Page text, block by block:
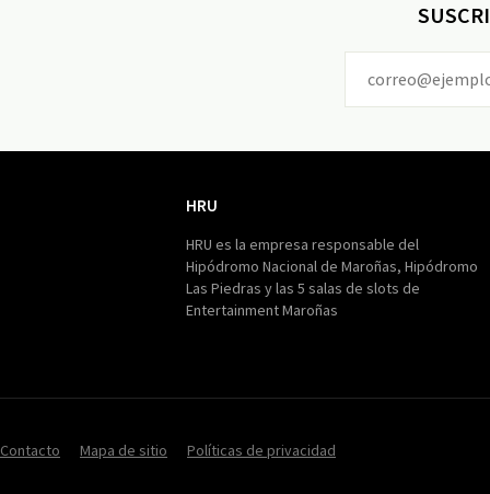
HRU
HRU es la empresa responsable del
Hipódromo Nacional de Maroñas, Hipódromo
Las Piedras y las 5 salas de slots de
Entertainment Maroñas
Contacto Mapa de sitio Políticas de privacidad